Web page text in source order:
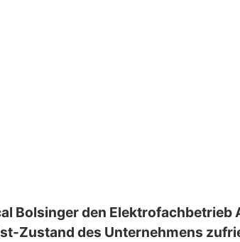
Bolsinger den Elektrofachbetrieb
Zustand des Unternehmens